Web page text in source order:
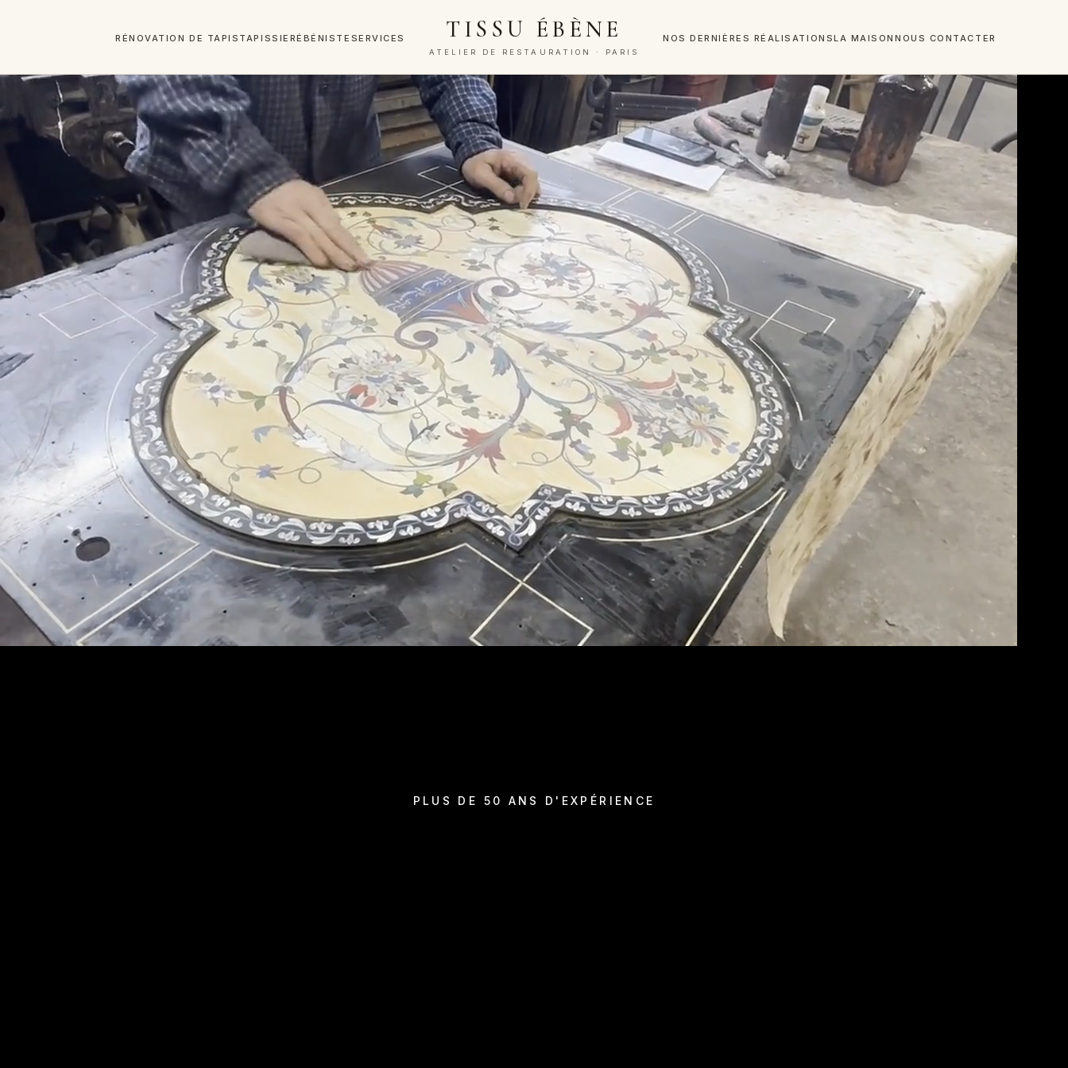
RÉNOVATION DE TAPIS TAPISSIERÉBÉNISTE SERVICES TISSU ÉBÈNE
ATELIER DE RESTAURATION · PARIS
NOS DERNIÈRES RÉALISATIONSLA MAISONNOUS CONTACTER
PLUS DE 50 ANS D'EXPÉRIENCE